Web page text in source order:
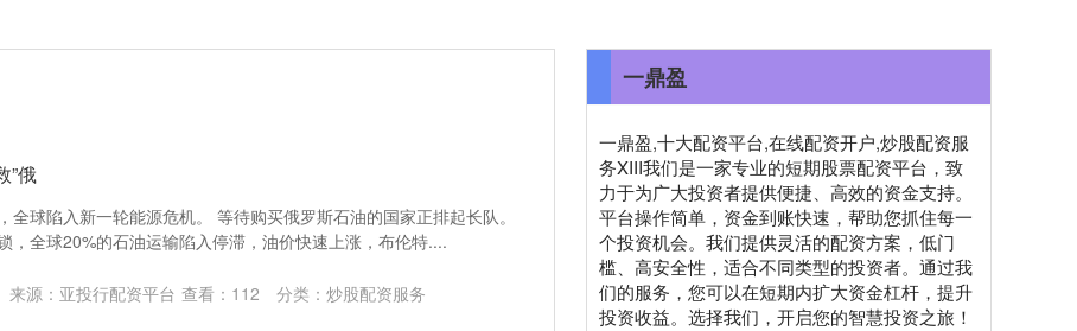
”俄
全球陷入新一轮能源危机。 等待购买俄罗斯石油的国家正排起长队。
，全球20%的石油运输陷入停滞，油价快速上涨，布伦特....
来源：亚投行配资平台 查看： 112 分类： 炒股配资服务
一鼎盈
一鼎盈,十大配资平台,在线配资开户,炒股配资服
务XIII‌我们是一家专业的短期股票配资平台，致
力于为广大投资者提供便捷、高效的资金支持。
平台操作简单，资金到账快速，帮助您抓住每一
个投资机会。我们提供灵活的配资方案，低门
槛、高安全性，适合不同类型的投资者。通过我
们的服务，您可以在短期内扩大资金杠杆，提升
投资收益。选择我们，开启您的智慧投资之旅！